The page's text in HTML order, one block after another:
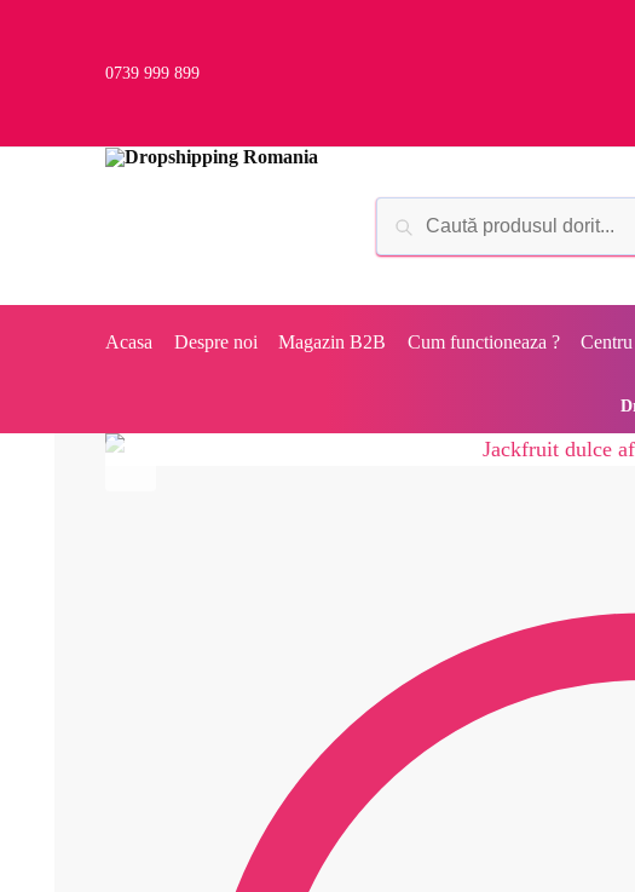
0739 999 899
Acasa Despre noi Magazin B2B Cum functioneaza ?